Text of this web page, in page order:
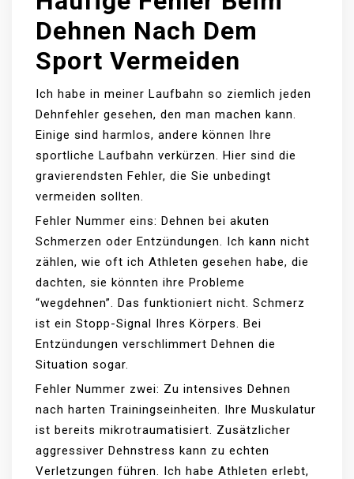
Dehnen Nach Dem
Sport Vermeiden
Ich habe in meiner Laufbahn so ziemlich jeden
Dehnfehler gesehen, den man machen kann.
Einige sind harmlos, andere können Ihre
sportliche Laufbahn verkürzen. Hier sind die
gravierendsten Fehler, die Sie unbedingt
vermeiden sollten.
Fehler Nummer eins: Dehnen bei akuten
Schmerzen oder Entzündungen. Ich kann nicht
zählen, wie oft ich Athleten gesehen habe, die
dachten, sie könnten ihre Probleme
“wegdehnen”. Das funktioniert nicht. Schmerz
ist ein Stopp-Signal Ihres Körpers. Bei
Entzündungen verschlimmert Dehnen die
Situation sogar.
Fehler Nummer zwei: Zu intensives Dehnen
nach harten Trainingseinheiten. Ihre Muskulatur
ist bereits mikrotraumatisiert. Zusätzlicher
aggressiver Dehnstress kann zu echten
Verletzungen führen. Ich habe Athleten erlebt,